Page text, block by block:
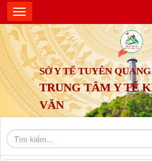
SỞ Y TẾ TUYÊN QUANG
TRUNG TÂM Y TẾ
VĂN